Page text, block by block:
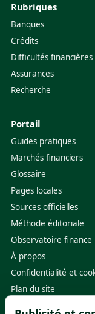
Rubriques
Banques
Crédits
Difficultés financières
Assurances
Recherche
Portail
Guides pratiques
Marchés financiers
Glossaire
Pages locales
Sources officielles
Méthode éditoriale
Observatoire finance
À propos
Confidentialité et
Plan du site